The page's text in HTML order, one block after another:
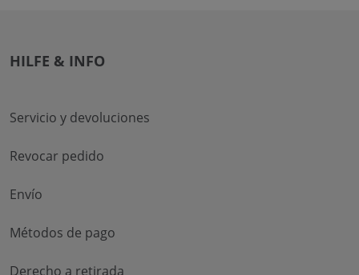
HILFE & INFO
Servicio y devoluciones
Revocar pedido
Envío
Métodos de pago
Derecho a retirada